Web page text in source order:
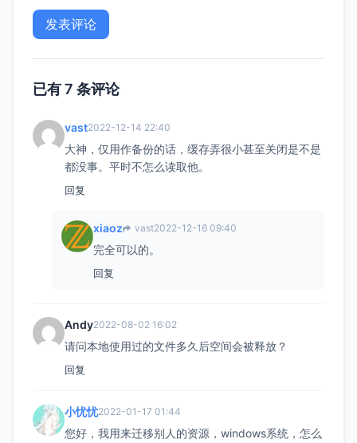
已有 7 条评论
vast2022-12-14 22:40
大神，仅用作备份的话，缓存弄很小甚至关闭是不是
都没事。平时不怎么读取他。
回复
xiaoz vast2022-12-16 09:40
完全可以的。
回复
Andy2022-08-02 16:02
请问本地使用过的文件多久后空间会被释放？
回复
小忧忧2022-01-17 01:44
您好，我用来迁移别人的资源，windows系统，怎么